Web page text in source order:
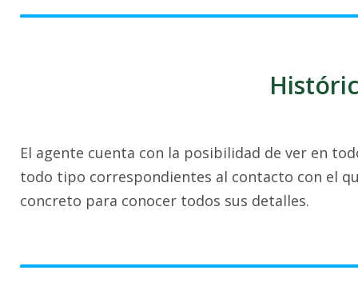
El agente cuenta con la posibilidad de ver en
todo tipo correspondientes al contacto con el
concreto para conocer todos sus detalles.